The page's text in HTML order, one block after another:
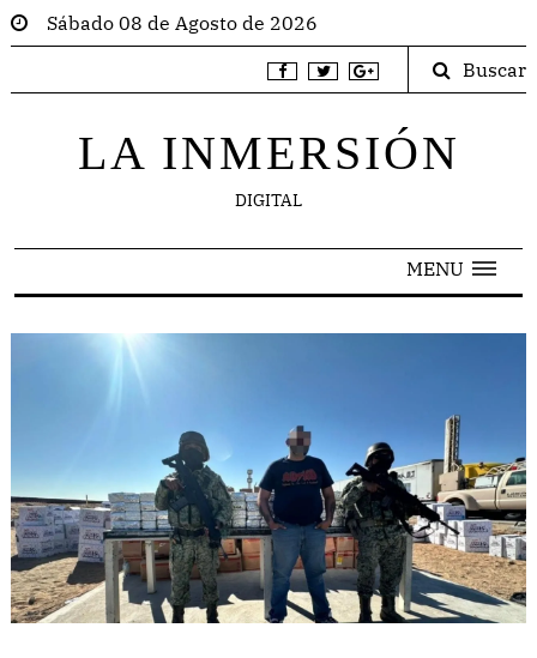
Sábado 08 de Agosto de 2026
Buscar
LA INMERSIÓN
DIGITAL
MENU